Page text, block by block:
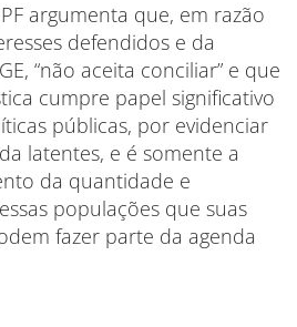
argumenta que, em razão
defendidos e da
“não aceita conciliar” e que
cumpre papel significativo
públicas, por evidenciar
latentes, e é somente a
da quantidade e
populações que suas
fazer parte da agenda